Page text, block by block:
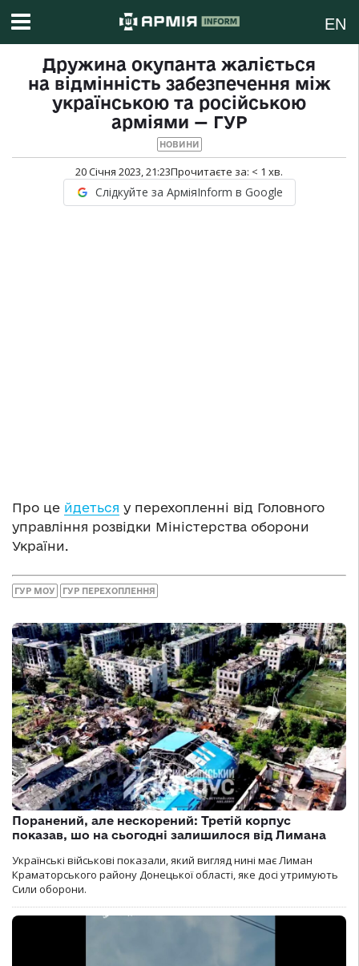
EN
Дружина окупанта жаліється
на відмінність забезпечення між
українською та російською
арміями — ГУР
НОВИНИ
20 Січня 2023, 21:23Прочитаєте за: < 1 хв.
Слідкуйте за АрміяInform в Google
Про це йдеться у перехопленні від Головного
управління розвідки Міністерства оборони
України.
ГУР МОУ ГУР ПЕРЕХОПЛЕННЯ
Поранений, але нескорений: Третій корпус
показав, шо на сьогодні залишилося від Лимана
Українські військові показали, який вигляд нині має Лиман
Краматорського району Донецької області, яке досі утримують
Сили оборони.